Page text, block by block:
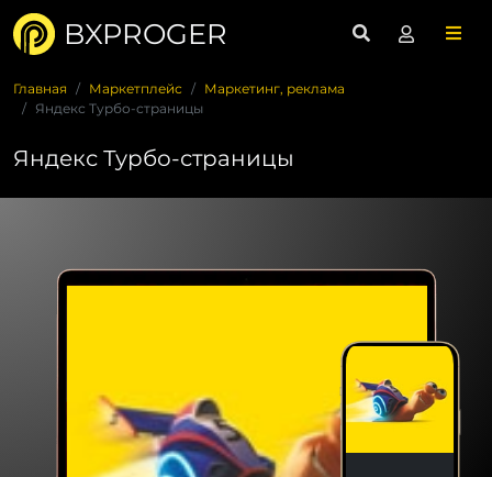
BXPROGER
Главная Маркетплейс
Маркетинг, реклама
Яндекс Турбо-страницы
Яндекс Турбо-страницы